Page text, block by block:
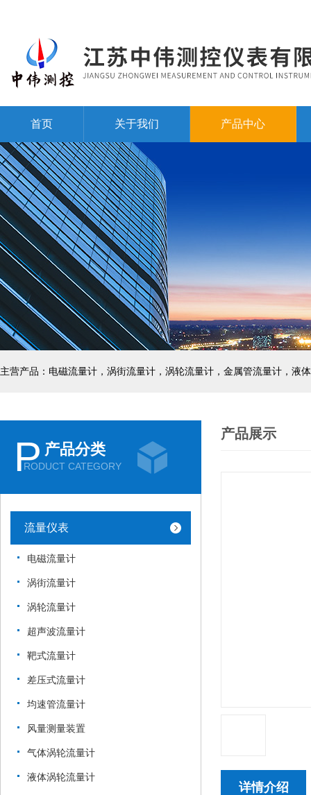
首页 关于我们 产品中心
主营产品：电磁流量计，涡街流量计，涡轮流量计，金属管流量计，液
P 产品分类
RODUCT CATEGORY
流量仪表
电磁流量计
涡街流量计
涡轮流量计
超声波流量计
靶式流量计
差压式流量计
均速管流量计
风量测量装置
气体涡轮流量计
液体涡轮流量计
产品展示
详情介绍